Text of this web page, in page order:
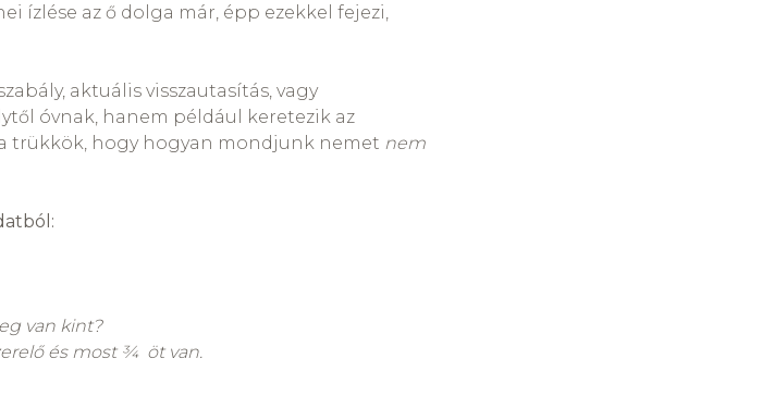
ízlése az ő dolga már, épp ezekkel fejezi,
aktuális visszautasítás, vagy
óvnak, hanem például keretezik az
trükkök, hogy hogyan mondjunk nemet nem
van kint?
és most ¾ öt van.